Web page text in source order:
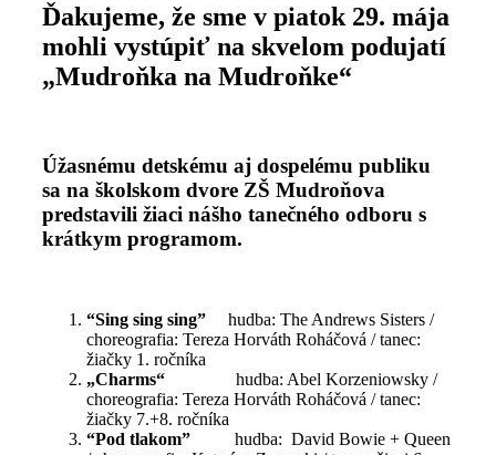
Ďakujeme, že sme v piatok 29. mája
mohli vystúpiť na skvelom podujatí
„Mudroňka na Mudroňke“
Úžasnému detskému aj dospelému publiku
sa na školskom dvore ZŠ Mudroňova
predstavili žiaci nášho tanečného odboru s
krátkym programom.
“Sing sing sing”
hudba: The Andrews Sisters /
choreografia: Tereza Horváth Roháčová / tanec:
žiačky 1. ročníka
„Charms“ hudba: Abel Korzeniowsky /
choreografia: Tereza Horváth Roháčová / tanec:
žiačky 7.+8. ročníka
“Pod tlakom” hudba: David Bowie + Queen